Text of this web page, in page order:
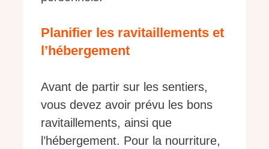
Planifier les ravitaillements et
l’hébergement
Avant de partir sur les sentiers,
vous devez avoir prévu les bons
ravitaillements, ainsi que
l’hébergement. Pour la nourriture,